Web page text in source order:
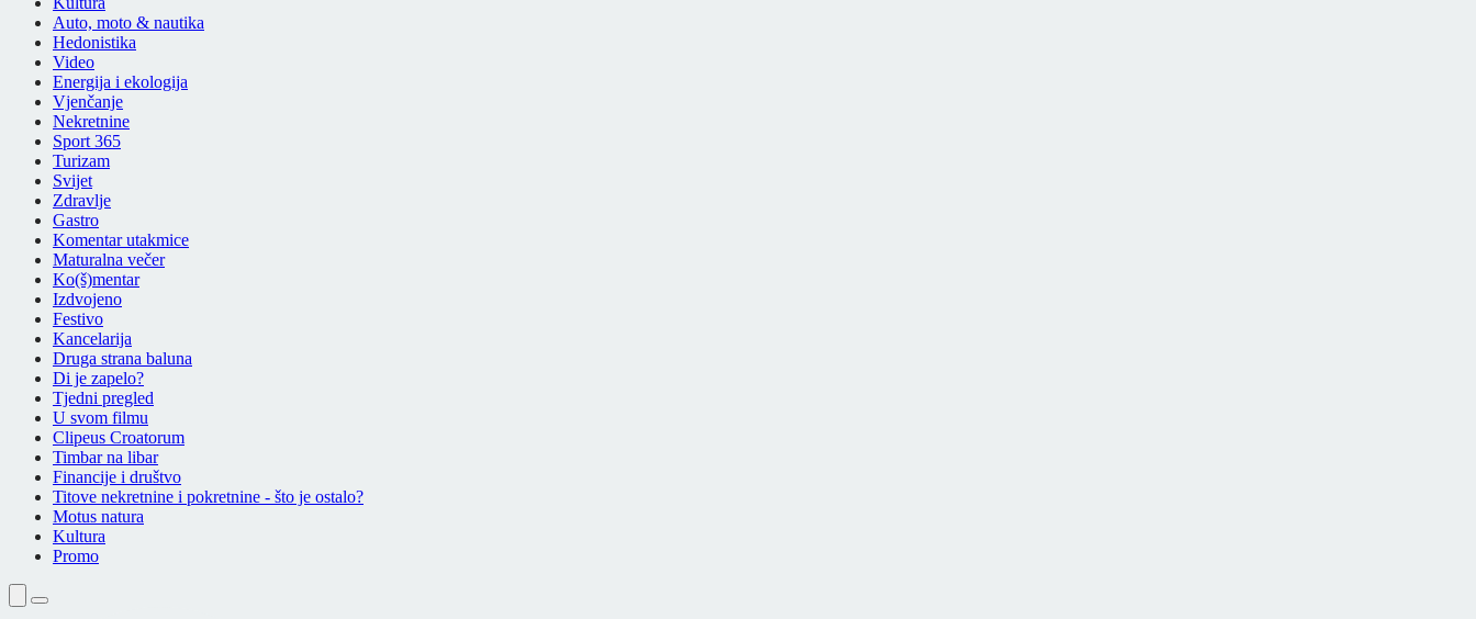
Auto, moto & nautika
Hedonistika
Video
Energija i ekologija
Vjenčanje
Nekretnine
Sport 365
Turizam
Svijet
Zdravlje
Gastro
Komentar utakmice
Maturalna večer
Ko(š)mentar
Izdvojeno
Festivo
Kancelarija
Druga strana baluna
Di je zapelo?
Tjedni pregled
U svom filmu
Clipeus Croatorum
Timbar na libar
Financije i društvo
Titove nekretnine i pokretnine - što je ostalo?
Motus natura
Kultura
Promo